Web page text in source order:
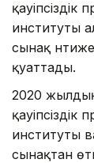
институты
сынақ
қуаттады.
2020
институты
сынақтан